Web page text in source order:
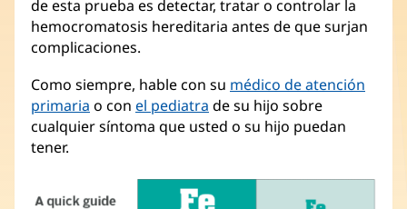
de esta prueba es detectar, tratar o controlar la
hemocromatosis hereditaria antes de que surjan
complicaciones.
Como siempre, hable con su médico de atención
primaria o con el pediatra de su hijo sobre
cualquier síntoma que usted o su hijo puedan
tener.